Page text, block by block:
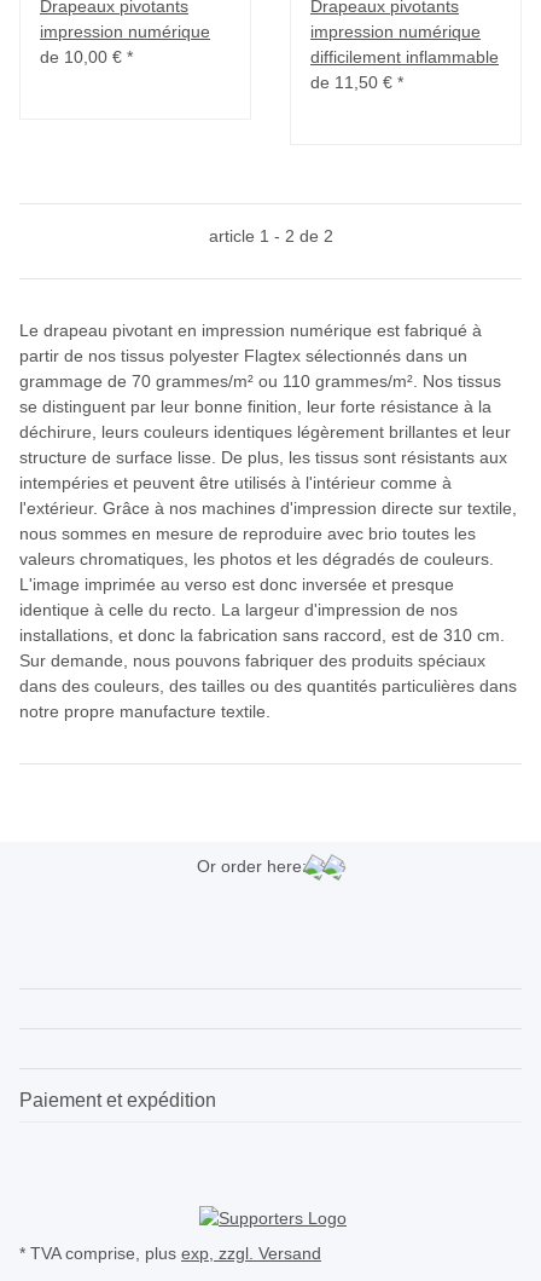
Drapeaux pivotants
impression numérique
de 10,00 € *
Drapeaux pivotants
impression numérique
difficilement inflammable
de 11,50 € *
article 1 - 2 de 2
Le drapeau pivotant en impression numérique est fabriqué à
partir de nos tissus polyester Flagtex sélectionnés dans un
grammage de 70 grammes/m² ou 110 grammes/m². Nos tissus
se distinguent par leur bonne finition, leur forte résistance à la
déchirure, leurs couleurs identiques légèrement brillantes et leur
structure de surface lisse. De plus, les tissus sont résistants aux
intempéries et peuvent être utilisés à l'intérieur comme à
l'extérieur. Grâce à nos machines d'impression directe sur textile,
nous sommes en mesure de reproduire avec brio toutes les
valeurs chromatiques, les photos et les dégradés de couleurs.
L'image imprimée au verso est donc inversée et presque
identique à celle du recto. La largeur d'impression de nos
installations, et donc la fabrication sans raccord, est de 310 cm.
Sur demande, nous pouvons fabriquer des produits spéciaux
dans des couleurs, des tailles ou des quantités particulières dans
notre propre manufacture textile.
Or order here:
Paiement et expédition
* TVA comprise, plus exp, zzgl. Versand